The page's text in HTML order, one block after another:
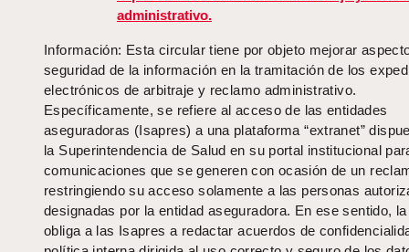
administrativo.
Información: Esta circular tiene por objeto mejorar
seguridad de la información en la tramitación de los
electrónicos de arbitraje y reclamo administrativo.
Específicamente, se refiere al acceso de las entidades
aseguradoras (Isapres) a una plataforma “extranet”
la Superintendencia de Salud en su portal institucional
comunicaciones que se generen con ocasión de un
restringiendo su acceso solamente a las personas
designadas por la entidad aseguradora. En ese sentido,
obliga a las Isapres a redactar acuerdos de